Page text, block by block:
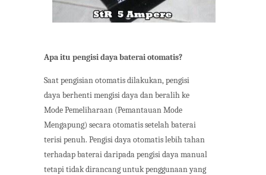
Apa itu pengisi daya baterai otomatis?
Saat pengisian otomatis dilakukan, pengisi
daya berhenti mengisi daya dan beralih ke
Mode Pemeliharaan (Pemantauan Mode
Mengapung) secara otomatis setelah baterai
terisi penuh. Pengisi daya otomatis lebih tahan
terhadap baterai daripada pengisi daya manual
tetapi tidak dirancang untuk penggunaan yang